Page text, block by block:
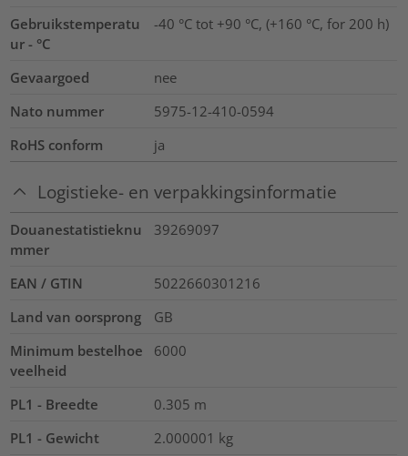
Gebruikstemperatu
ur - °C
-40 °C tot +90 °C, (+160 °C, for 200 h)
Gevaargoed
nee
Nato nummer
5975-12-410-0594
RoHS conform
ja
Logistieke- en verpakkingsinformatie
Douanestatistieknu
mmer
39269097
EAN / GTIN
5022660301216
Land van oorsprong
GB
Minimum bestelhoe
veelheid
6000
PL1 - Breedte 0.305 m
PL1 - Gewicht
2.000001 kg